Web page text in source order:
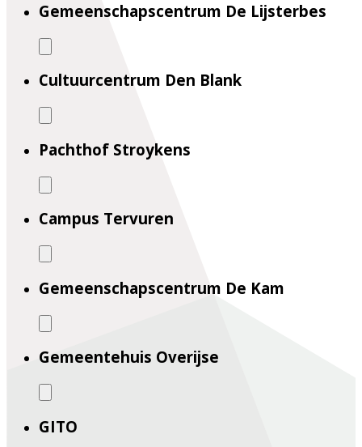
Gemeenschapscentrum De Lijsterbes
Cultuurcentrum Den Blank
Pachthof Stroykens
Campus Tervuren
Gemeenschapscentrum De Kam
Gemeentehuis Overijse
GITO